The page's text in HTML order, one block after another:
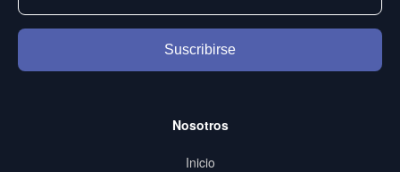
Suscribirse
Nosotros
Inicio